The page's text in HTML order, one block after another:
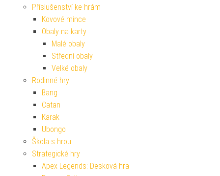
Příslušenství ke hrám
Kovové mince
Obaly na karty
Malé obaly
Střední obaly
Velké obaly
Rodinné hry
Bang
Catan
Karak
Ubongo
Škola s hrou
Strategické hry
Apex Legends: Desková hra